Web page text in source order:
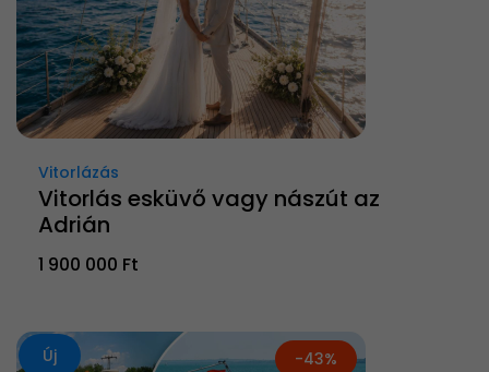
Vitorlázás
Vitorlás esküvő vagy nászút az
Adrián
1 900 000 Ft
Új -43%